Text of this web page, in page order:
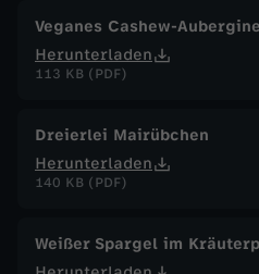
Veganes Cashew-
Herunterladen
113 KB (PDF)
Dreierlei Mairübchen
Herunterladen
140 KB (PDF)
Weißer Spargel im